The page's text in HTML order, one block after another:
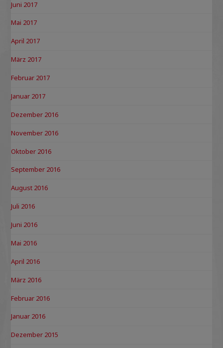
Juni 2017
Mai 2017
April 2017
März 2017
Februar 2017
Januar 2017
Dezember 2016
November 2016
Oktober 2016
September 2016
August 2016
Juli 2016
Juni 2016
Mai 2016
April 2016
März 2016
Februar 2016
Januar 2016
Dezember 2015